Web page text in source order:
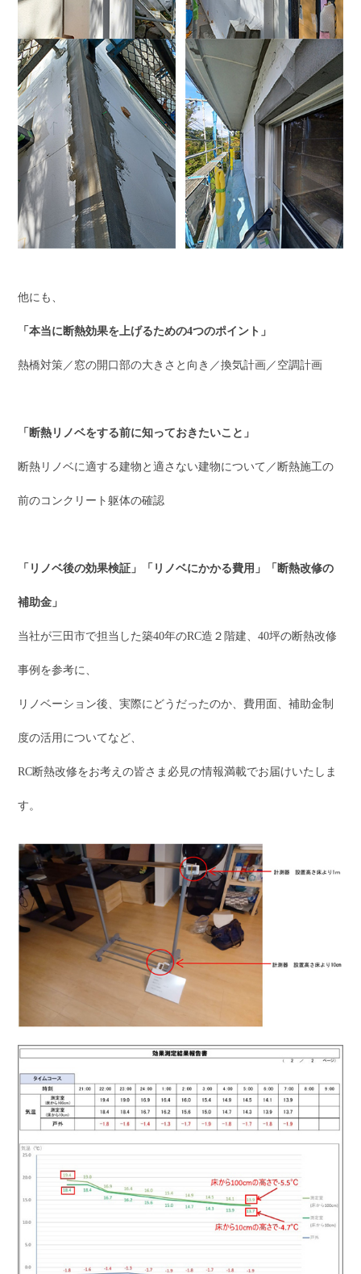
他にも、
「本当に断熱効果を上げるための4つのポイント」
熱橋対策／窓の開口部の大きさと向き／換気計画／空調計画
「断熱リノベをする前に知っておきたいこと」
断熱リノベに適する建物と適さない建物について／断熱施工の
前のコンクリート躯体の確認
「リノベ後の効果検証」「リノベにかかる費用」「断熱改修の
補助金」
当社が三田市で担当した築40年のRC造２階建、40坪の断熱改修
事例を参考に、
リノベーション後、実際にどうだったのか、費用面、補助金制
度の活用についてなど、
RC断熱改修をお考えの皆さま必見の情報満載でお届けいたしま
す。